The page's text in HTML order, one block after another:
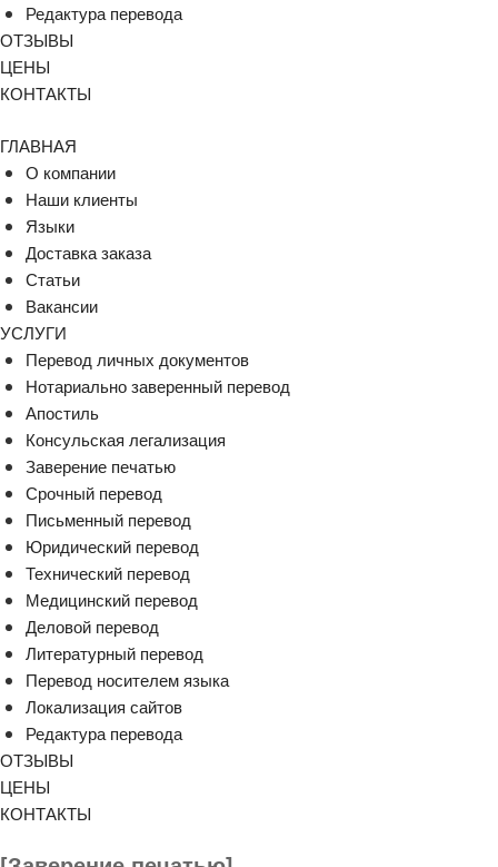
Редактура перевода
ОТЗЫВЫ
ЦЕНЫ
КОНТАКТЫ
ГЛАВНАЯ
О компании
Наши клиенты
Языки
Доставка заказа
Статьи
Вакансии
УСЛУГИ
Перевод личных документов
Нотариально заверенный перевод
Апостиль
Консульская легализация
Заверение печатью
Срочный перевод
Письменный перевод
Юридический перевод
Технический перевод
Медицинский перевод
Деловой перевод
Литературный перевод
Перевод носителем языка
Локализация сайтов
Редактура перевода
ОТЗЫВЫ
ЦЕНЫ
КОНТАКТЫ